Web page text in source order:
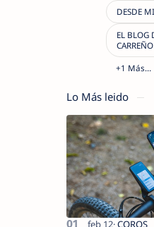
Lo Más leido